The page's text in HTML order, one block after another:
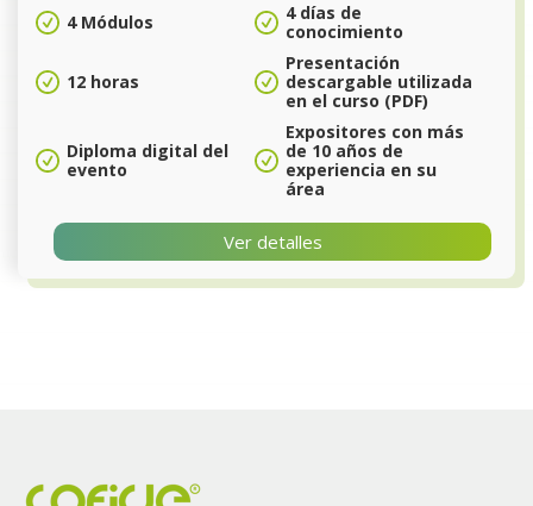
4 Módulos
4 días de
conocimiento
12 horas
Presentación
descargable utilizada
en el curso (PDF)
Diploma digital del
evento
Expositores con más
de 10 años de
experiencia en su
área
Ver detalles